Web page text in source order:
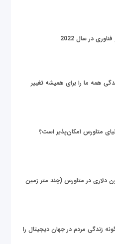
همه ما را برای همیشه تغییر
متاورس امکان‌پذیر است؟
4.3 میلیون دلاری در متاورس (چند متر زمین
زندگی مردم در جهان دیجیتال را